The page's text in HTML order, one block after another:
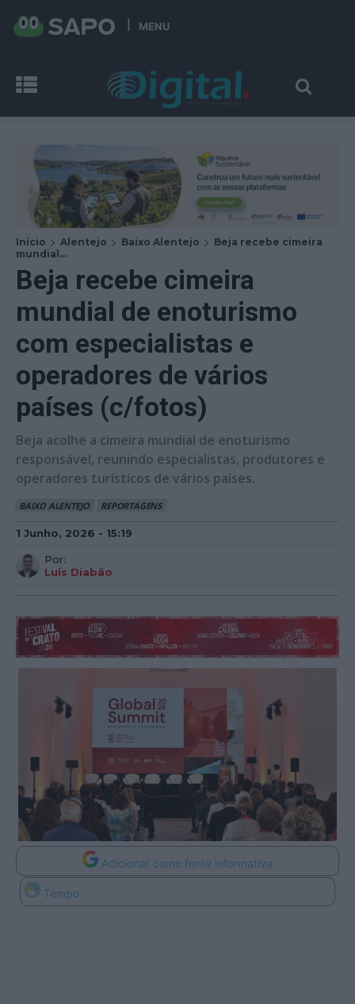
MENU
Início Alentejo Baixo Alentejo
Beja recebe cimeira
mundial...
Beja recebe cimeira
mundial de enoturismo
com especialistas e
operadores de vários
países (c/fotos)
Beja acolhe a cimeira mundial de enoturismo
responsável, reunindo especialistas, produtores e
operadores turísticos de vários países.
BAIXO ALENTEJO REPORTAGENS
1 Junho, 2026 - 15:19
Por:
Luís Diabão
Adicionar como fonte informativa
Tempo